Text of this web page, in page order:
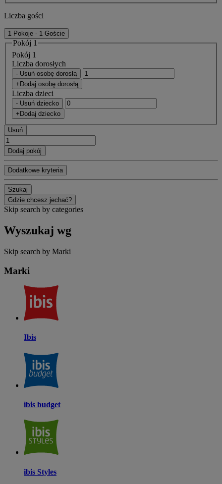
Liczba gości
1 Pokoje - 1 Goście
Pokój 1
Pokój 1
Liczba dorosłych
- Usuń osobę dorosłą
+Dodaj osobę dorosłą
Liczba dzieci
- Usuń dziecko
+Dodaj dziecko
Usuń
Dodaj pokój
Dodatkowe kryteria
Szukaj
Gdzie chcesz jechać?
Skip search by categories
Wyszukaj wg
Skip search by Marki
Marki
Ibis
ibis budget
ibis Styles